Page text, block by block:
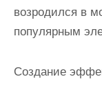
возродился в
популярным
Создание